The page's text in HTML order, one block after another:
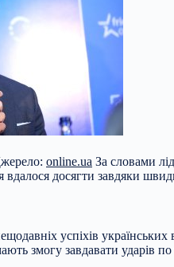
online.ua За словами
вдалося досягти завдяки
успіхів
змогу завдавати ударів по